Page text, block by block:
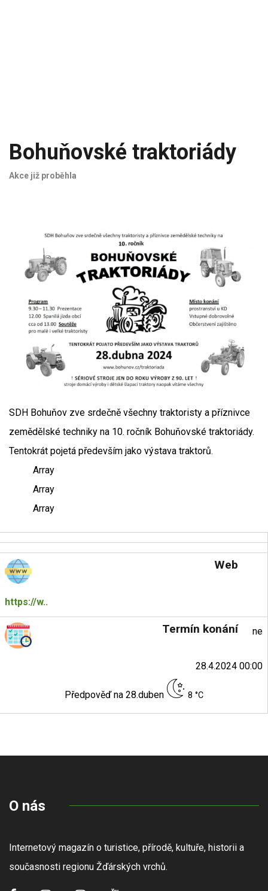
Bohuňovské traktoriády
Akce již proběhla
SDH Bohuňov zve srdečně všechny traktoristy a příznivce
zemědělské techniky na 10. ročník Bohuňovské traktoriády.
Tentokrát pojetá především jako výstava traktorů.
Array
Array
Array
Web
https://w..
Termín konání ne
28.4.2024 00:00
Předpověď na 28.duben 8 °C
O nás
Internetový magazín o turistice, přírodě, kultuře, historii a
současnosti regionu Žďárských vrchů.